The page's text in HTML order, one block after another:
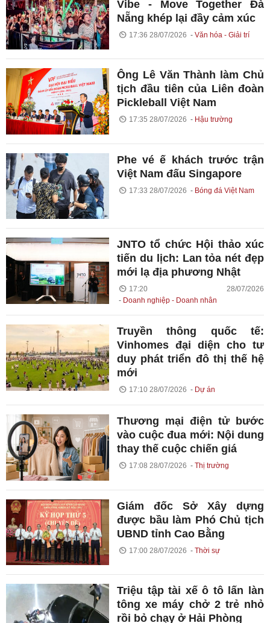
Vibe - Move Together Đà
Nẵng khép lại đầy cảm xúc
17:36 28/07/2026 Văn hóa - Giải trí
Ông Lê Văn Thành làm Chủ
tịch đầu tiên của Liên đoàn
Pickleball Việt Nam
17:35 28/07/2026 Hậu trường
Phe vé ế khách trước trận
Việt Nam đấu Singapore
17:33 28/07/2026 Bóng đá Việt Nam
JNTO tổ chức Hội thảo xúc
tiến du lịch: Lan tỏa nét đẹp
mới lạ địa phương Nhật
17:20 28/07/2026
Doanh nghiệp - Doanh nhân
Truyền thông quốc tế:
Vinhomes đại diện cho tư
duy phát triển đô thị thế hệ
mới
17:10 28/07/2026 Dự án
Thương mại điện tử bước
vào cuộc đua mới: Nội dung
thay thế cuộc chiến giá
17:08 28/07/2026 Thị trường
Giám đốc Sở Xây dựng
được bầu làm Phó Chủ tịch
UBND tỉnh Cao Bằng
17:00 28/07/2026 Thời sự
Triệu tập tài xế ô tô lấn làn
tông xe máy chở 2 trẻ nhỏ
rồi bỏ chạy ở Hải Phòng